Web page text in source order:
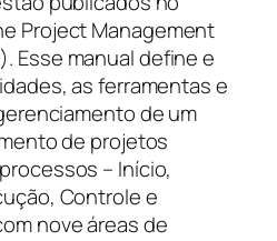
Project Management
). Esse manual define e
as ferramentas e
de um
de projetos
– Início,
Controle e
nove áreas de